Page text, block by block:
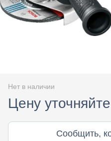
Нет в наличии
Цену уточняйте
Сообщить,